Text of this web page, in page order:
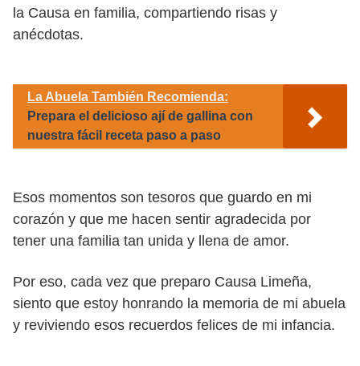
la Causa en familia, compartiendo risas y
anécdotas.
La Abuela También Recomienda:
Prepara el delicioso ají de gallina con
nuestra fácil receta paso a paso
Esos momentos son tesoros que guardo en mi
corazón y que me hacen sentir agradecida por
tener una familia tan unida y llena de amor.
Por eso, cada vez que preparo Causa Limeña,
siento que estoy honrando la memoria de mi abuela
y reviviendo esos recuerdos felices de mi infancia.